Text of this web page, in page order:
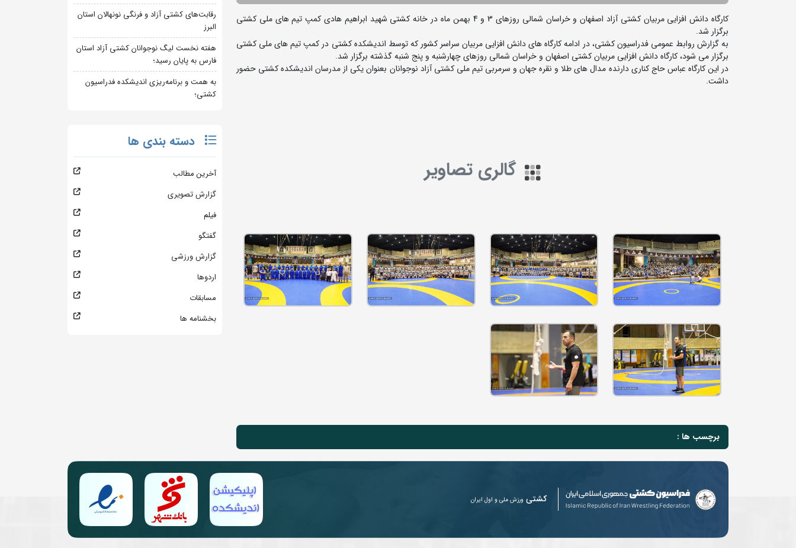
کارگاه دانش افزایی مربیان کشتی آزاد اصفهان و خراسان شمالی روزهای 3 و 4 بهمن ماه در خانه کشتی شهید ابراهیم هادی کمپ تیم های ملی کشتی
برگزار شد.
به گزارش روابط عمومی فدراسیون کشتی، در ادامه کارگاه های دانش افزایی مربیان سراسر کشور که توسط اندیشکده کشتی در کمپ تیم های ملی کشتی
برگزار می شود، کارگاه دانش افزایی مربیان کشتی اصفهان و خراسان شمالی روزهای چهارشنبه و پنج شنبه گذشته برگزار شد.
در این کارگاه عباس حاج کناری دارنده مدال های طلا و نقره جهان و سرمربی تیم ملی کشتی آزاد نوجوانان بعنوان یکی از مدرسان اندیشکده کشتی حضور
داشت.
گالری تصاویر
برچسب ها :
رقابت‌های کشتی آزاد و فرنگی نونهالان استان
البرز
هفته نخست لیگ نوجوانان کشتی آزاد استان
فارس به پایان رسید؛
به همت و برنامه‌ریزی اندیشکده فدراسیون
کشتی؛
دسته بندی ها
آخرین مطالب
گزارش تصویری
فیلم
گفتگو
گزارش ورزشی
اردوها
مسابقات
بخشنامه ها
کشتی ورزش ملی و اول ایران